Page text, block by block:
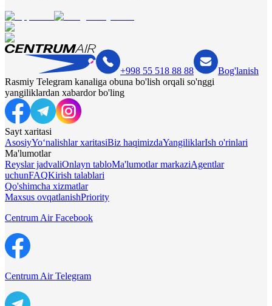
+998 55 518 88 88
Bog'lanish
Rasmiy Telegram kanaliga obuna bo'lish orqali so'nggi
yangiliklardan xabardor bo'ling
Sayt xaritasi
AsosiyYo‘nalishlar xaritasiBiz haqimizdaYangiliklarIsh o'rinlari
Ma'lumotlar
Reyslar jadvaliOnlayn tabloMa'lumotlar markaziAgentlar
uchunFAQKirish talablari
Qo'shimcha xizmatlar
Maxsus ovqatlanishPriority
Centrum Air Facebook
Centrum Air Telegram